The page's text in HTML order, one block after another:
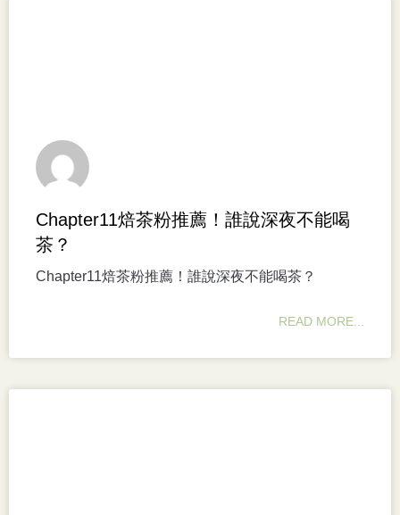
Chapter11焙茶粉推薦！誰說深夜不能喝
茶？
Chapter11焙茶粉推薦！誰說深夜不能喝茶？
READ MORE...